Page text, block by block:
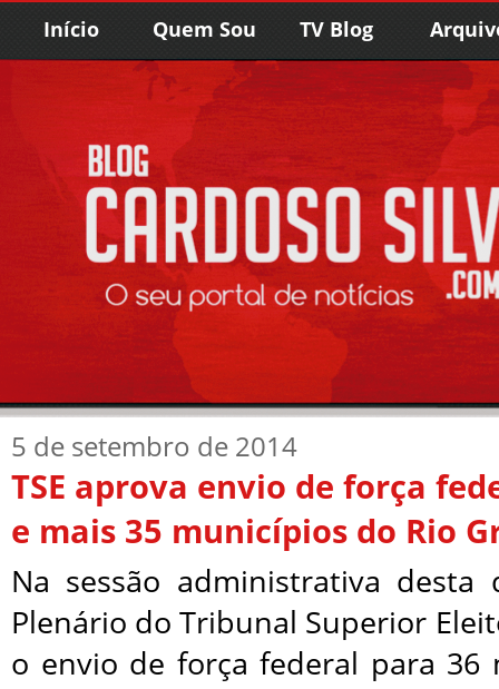
Início Quem Sou TV Blog
5 de setembro de 2014
TSE aprova envio de força
e mais 35 municípios do Rio
Na sessão administrativa desta
Plenário do Tribunal Superior
o envio de força federal para 36